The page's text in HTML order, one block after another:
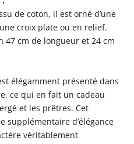
de coton, il est orné d’une
croix plate ou en relief.
47 cm de longueur et 24 cm
élégamment présenté dans
ce qui en fait un cadeau
et les prêtres. Cet
supplémentaire d’élégance
véritablement